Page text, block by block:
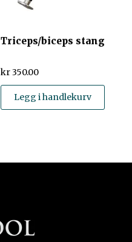
Triceps/biceps stang
kr350.00
Legg i handlekurv